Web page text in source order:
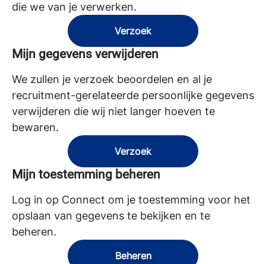
die we van je verwerken.
Verzoek
Mijn gegevens verwijderen
We zullen je verzoek beoordelen en al je
recruitment-gerelateerde persoonlijke gegevens
verwijderen die wij niet langer hoeven te
bewaren.
Verzoek
Mijn toestemming beheren
Log in op Connect om je toestemming voor het
opslaan van gegevens te bekijken en te
beheren.
Beheren